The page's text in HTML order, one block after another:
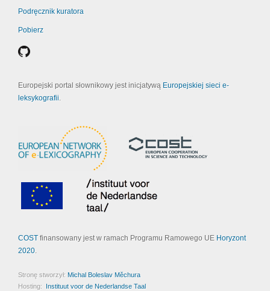
Podręcznik kuratora
Pobierz
Europejski portal słownikowy jest inicjatywą Europejskiej sieci e-
leksykografii.
COSTfinansowany jest w ramach Programu Ramowego UE Horyzont
2020.
Stronę stworzył: Michal Boleslav Měchura
Hosting: Instituut voor de Nederlandse Taal